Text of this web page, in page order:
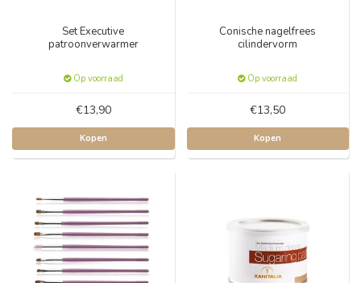
Set Executive
patroonverwarmer
Op voorraad
€13,90
Kopen
Conische nagelfrees
cilindervorm
Op voorraad
€13,50
Kopen